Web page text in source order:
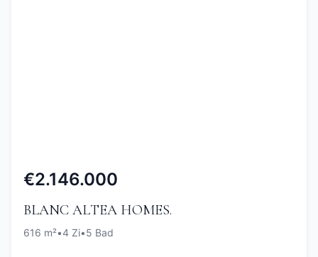
€2.146.000
BLANC ALTEA HOMES.
616 m²•4 Zi•5 Bad